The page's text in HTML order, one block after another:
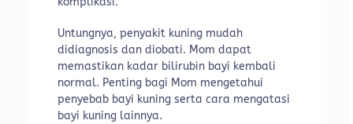
Untungnya, penyakit kuning mudah
didiagnosis dan diobati. Mom dapat
memastikan kadar bilirubin bayi kembali
normal. Penting bagi Mom mengetahui
penyebab bayi kuning serta cara mengatasi
bayi kuning lainnya.